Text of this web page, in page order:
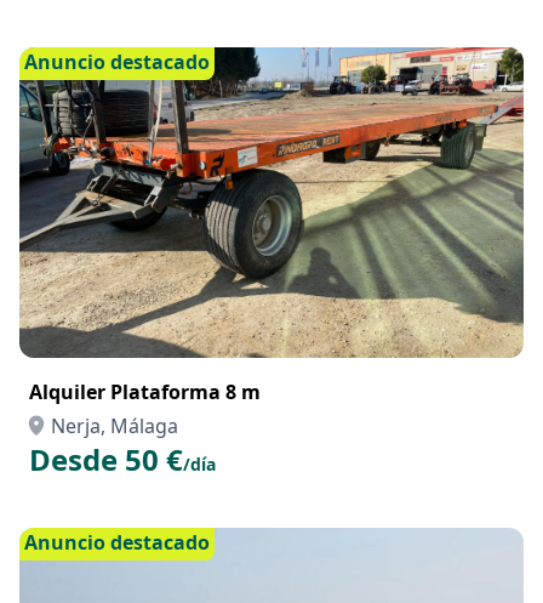
Anuncio destacado
Alquiler Plataforma 8 m
Nerja, Málaga
Desde 50 €/día
Anuncio destacado